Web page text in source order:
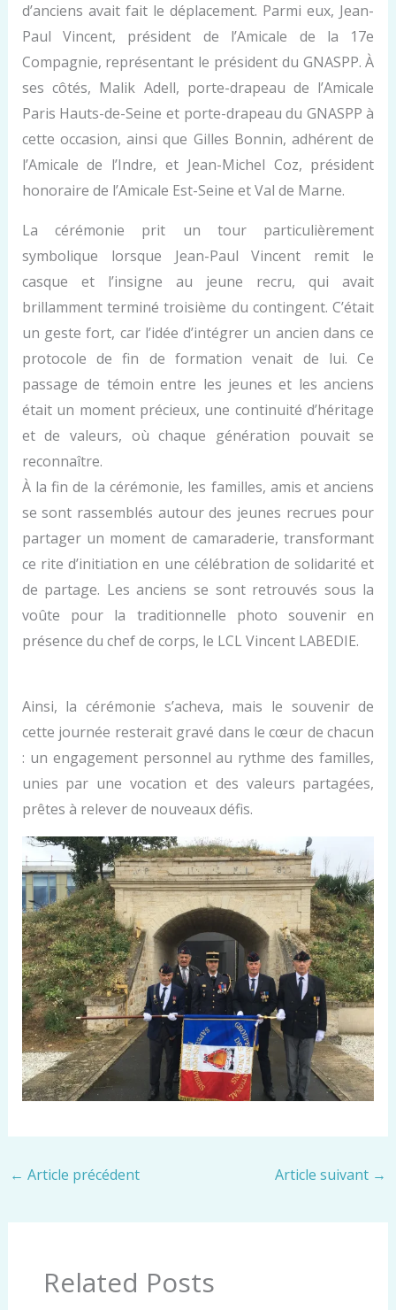
d’anciens avait fait le déplacement. Parmi eux, Jean-
Paul Vincent, président de l’Amicale de la 17e
Compagnie, représentant le président du GNASPP. À
ses côtés, Malik Adell, porte-drapeau de l’Amicale
Paris Hauts-de-Seine et porte-drapeau du GNASPP à
cette occasion, ainsi que Gilles Bonnin, adhérent de
l’Amicale de l’Indre, et Jean-Michel Coz, président
honoraire de l’Amicale Est-Seine et Val de Marne.
La cérémonie prit un tour particulièrement
symbolique lorsque Jean-Paul Vincent remit le
casque et l’insigne au jeune recru, qui avait
brillamment terminé troisième du contingent. C’était
un geste fort, car l’idée d’intégrer un ancien dans ce
protocole de fin de formation venait de lui. Ce
passage de témoin entre les jeunes et les anciens
était un moment précieux, une continuité d’héritage
et de valeurs, où chaque génération pouvait se
reconnaître.
À la fin de la cérémonie, les familles, amis et anciens
se sont rassemblés autour des jeunes recrues pour
partager un moment de camaraderie, transformant
ce rite d’initiation en une célébration de solidarité et
de partage. Les anciens se sont retrouvés sous la
voûte pour la traditionnelle photo souvenir en
présence du chef de corps, le LCL Vincent LABEDIE.
Ainsi, la cérémonie s’acheva, mais le souvenir de
cette journée resterait gravé dans le cœur de chacun
: un engagement personnel au rythme des familles,
unies par une vocation et des valeurs partagées,
prêtes à relever de nouveaux défis.
← Article précédent Article suivant →
Related Posts